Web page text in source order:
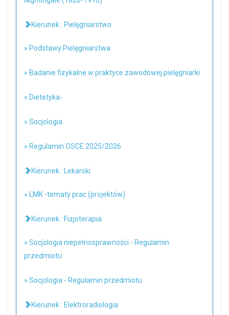
Kierunek : Pielęgniarstwo
» Podstawy Pielęgniarstwa
» Badanie fizykalne w praktyce zawodowej pielęgniarki
» Dietetyka-
» Socjologia
» Regulamin OSCE 2025/2026
Kierunek : Lekarski
» LMK -tematy prac (projektów)
Kierunek : Fizjoterapia
» Socjologia niepełnosprawności - Regulamin
przedmiotu
» Socjologia - Regulamin przedmiotu
Kierunek : Elektroradiologia